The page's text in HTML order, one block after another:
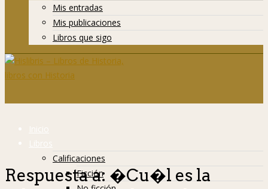
Mis entradas
Mis publicaciones
Libros que sigo
Inicio
Libros
Calificaciones
Ficción
Respuesta a: �Cu�l es la